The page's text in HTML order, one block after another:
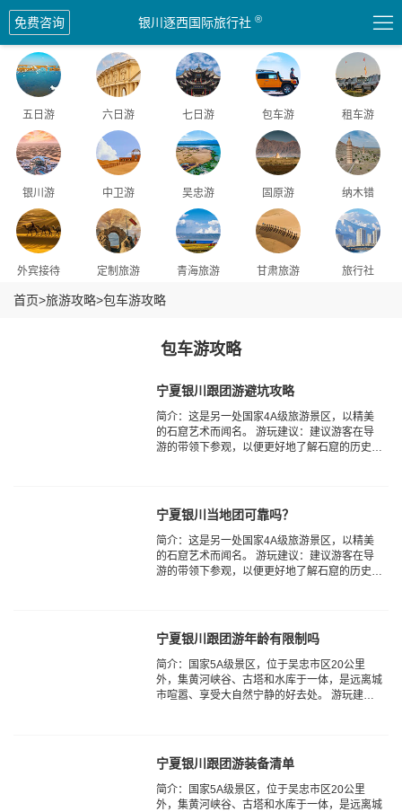

免费咨询 银川逐西国际旅行社 ®
五日游 六日游 七日游 包车游 租车游
银川游 中卫游 吴忠游 固原游 纳木错
外宾接待 定制旅游 青海旅游 甘肃旅游 旅行社
首页>旅游攻略>包车游攻略
包车游攻略
宁夏银川跟团游避坑攻略
简介：这是另一处国家4A级旅游景区，以精美
的石窟艺术而闻名。 游玩建议：建议游客在导
游的带领下参观，以便更好地了解石窟的历史和
宁夏银川当地团可靠吗？
简介：这是另一处国家4A级旅游景区，以精美
的石窟艺术而闻名。 游玩建议：建议游客在导
游的带领下参观，以便更好地了解石窟的历史和
宁夏银川跟团游年龄有限制吗
简介：国家5A级景区，位于吴忠市区20公里
外，集黄河峡谷、古塔和水库于一体，是远离城
市喧嚣、享受大自然宁静的好去处。 游玩建
宁夏银川跟团游装备清单
简介：国家5A级景区，位于吴忠市区20公里
外，集黄河峡谷、古塔和水库于一体，是远离城